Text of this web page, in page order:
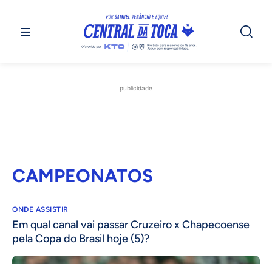
publicidade
CAMPEONATOS
ONDE ASSISTIR
Em qual canal vai passar Cruzeiro x Chapecoense
pela Copa do Brasil hoje (5)?